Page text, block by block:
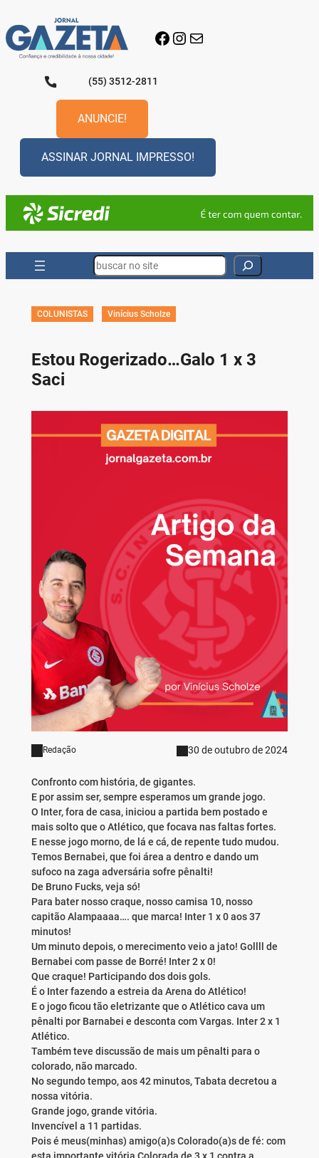
para
o
conteúdo
Facebook
Instagram
E-mail
(55) 3512-2811
ANUNCIE!
ASSINAR JORNAL IMPRESSO!
Search
COLUNISTAS Vinícius Scholze
Estou Rogerizado…Galo 1 x 3
Saci
Redação 30 de outubro de 2024
Confronto com história, de gigantes.
E por assim ser, sempre esperamos um grande jogo.
O Inter, fora de casa, iniciou a partida bem postado e
mais solto que o Atlético, que focava nas faltas fortes.
E nesse jogo morno, de lá e cá, de repente tudo mudou.
Temos Bernabei, que foi área a dentro e dando um
sufoco na zaga adversária sofre pênalti!
De Bruno Fucks, veja só!
Para bater nosso craque, nosso camisa 10, nosso
capitão Alampaaaa…. que marca! Inter 1 x 0 aos 37
minutos!
Um minuto depois, o merecimento veio a jato! Gollll de
Bernabei com passe de Borré! Inter 2 x 0!
Que craque! Participando dos dois gols.
É o Inter fazendo a estreia da Arena do Atlético!
E o jogo ficou tão eletrizante que o Atlético cava um
pênalti por Barnabei e desconta com Vargas. Inter 2 x 1
Atlético.
Também teve discussão de mais um pênalti para o
colorado, não marcado.
No segundo tempo, aos 42 minutos, Tabata decretou a
nossa vitória.
Grande jogo, grande vitória.
Invencível a 11 partidas.
Pois é meus(minhas) amigo(a)s Colorado(a)s de fé: com